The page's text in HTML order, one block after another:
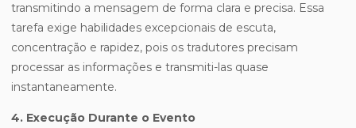
transmitindo a mensagem de forma clara e precisa. Essa
tarefa exige habilidades excepcionais de escuta,
concentração e rapidez, pois os tradutores precisam
processar as informações e transmiti-las quase
instantaneamente.
4. Execução Durante o Evento